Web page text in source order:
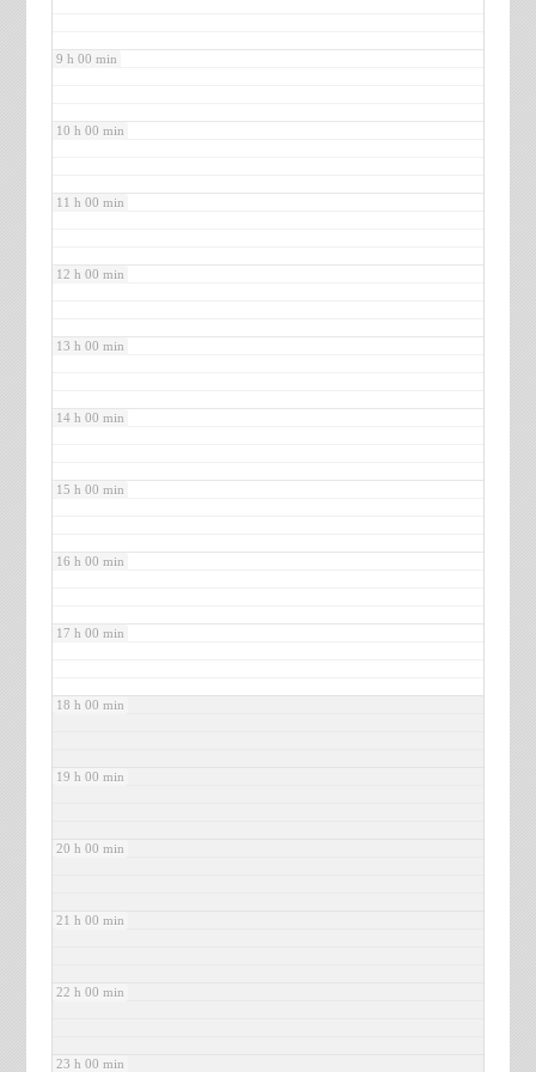
9 h 00 min
10 h 00 min
11 h 00 min
12 h 00 min
13 h 00 min
14 h 00 min
15 h 00 min
16 h 00 min
17 h 00 min
18 h 00 min
19 h 00 min
20 h 00 min
21 h 00 min
22 h 00 min
23 h 00 min